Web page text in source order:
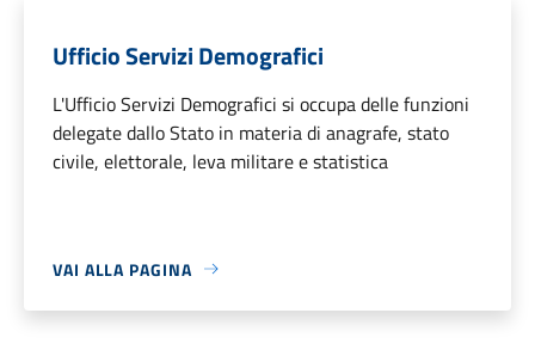
Ufficio Servizi Demografici
L'Ufficio Servizi Demografici si occupa delle funzioni
delegate dallo Stato in materia di anagrafe, stato
civile, elettorale, leva militare e statistica
VAI ALLA PAGINA